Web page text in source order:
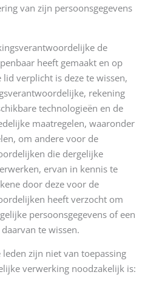
van zijn persoonsgegevens
de
heeft gemaakt en op
verplicht is deze te wissen,
rekening
technologieën en de
maatregelen, waaronder
om andere voor de
die dergelijke
ervan in kennis te
door deze voor de
heeft verzocht om
persoonsgegevens of een
te wissen.
zijn niet van toepassing
verwerking noodzakelijk is: